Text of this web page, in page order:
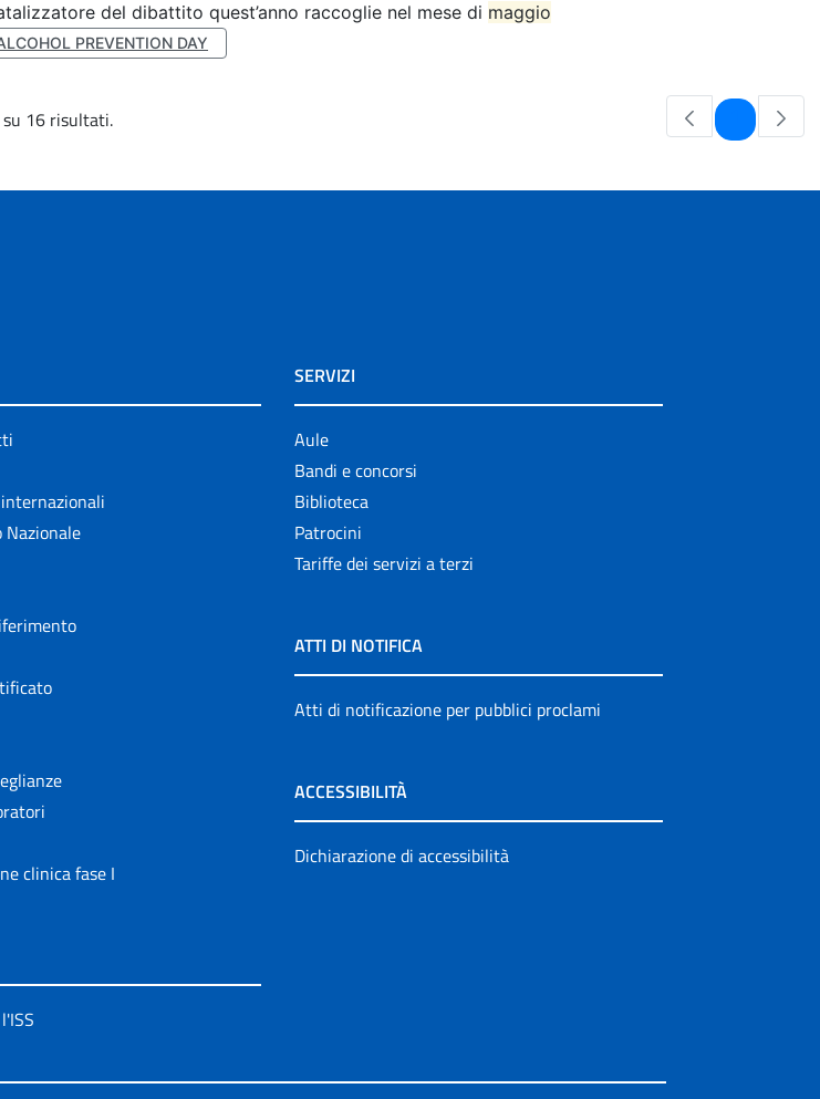
del dibattito quest’anno raccoglie nel mese di maggio
PREVENTION DAY
16 risultati. Pagina
Nazionale
clinica fase I
SERVIZI
Aule
Bandi e concorsi
Biblioteca
Patrocini
Tariffe dei servizi a terzi
ATTI DI NOTIFICA
Atti di notificazione per pubblici proclami
ACCESSIBILITÀ
Dichiarazione di accessibilità